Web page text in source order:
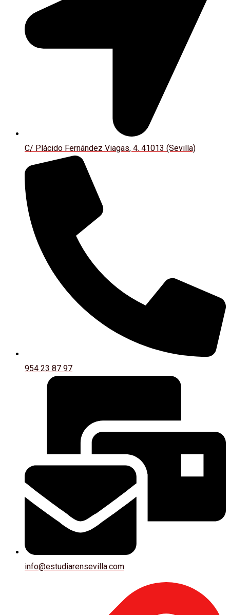
C/ Plácido Fernández Viagas, 4. 41013 (Sevilla)
954 23 87 97
info@estudiarensevilla.com